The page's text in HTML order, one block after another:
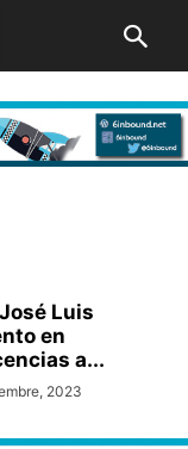
Luis
en
a...
2023